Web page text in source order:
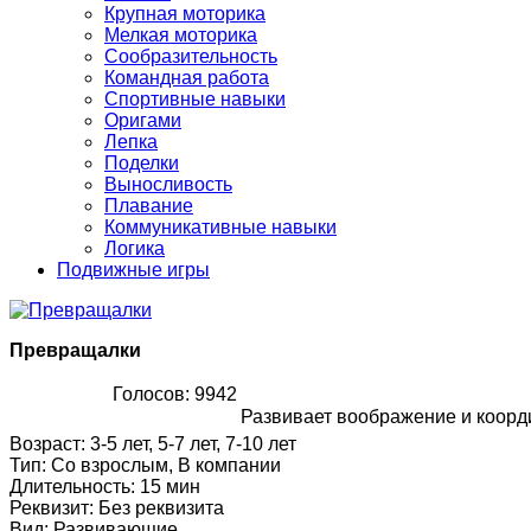
Крупная моторика
Мелкая моторика
Сообразительность
Командная работа
Спортивные навыки
Оригами
Лепка
Поделки
Выносливость
Плавание
Коммуникативные навыки
Логика
Подвижные игры
Превращалки
Голосов: 9942
Развивает воображение и
Возраст: 3-5 лет, 5-7 лет, 7-10 лет
Тип: Со взрослым, В компании
Длительность: 15 мин
Реквизит: Без реквизита